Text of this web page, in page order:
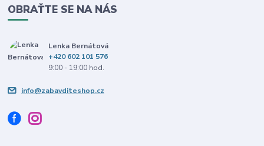
OBRAŤTE SE NA NÁS
Lenka Bernátová
+420 602 101 576
9:00 - 19:00 hod.
info@zabavditeshop.cz